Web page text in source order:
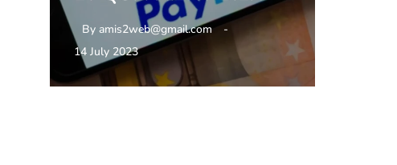
By amis2web@gmail.com
14 July 2023